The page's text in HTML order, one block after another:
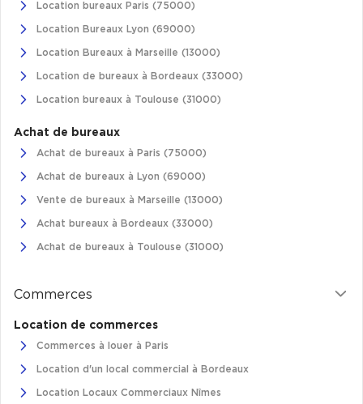
Location bureaux Paris (75000)
Location Bureaux Lyon (69000)
Location Bureaux à Marseille (13000)
Location de bureaux à Bordeaux (33000)
Location bureaux à Toulouse (31000)
Achat de bureaux
Achat de bureaux à Paris (75000)
Achat de bureaux à Lyon (69000)
Vente de bureaux à Marseille (13000)
Achat bureaux à Bordeaux (33000)
Achat de bureaux à Toulouse (31000)
Commerces
Location de commerces
Commerces à louer à Paris
Location d'un local commercial à Bordeaux
Location Locaux Commerciaux Nîmes